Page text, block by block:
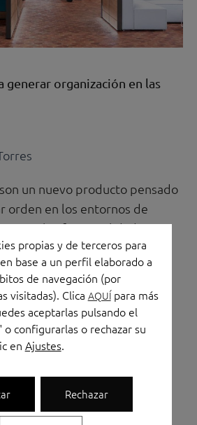
generar organización en las
un nuevo producto pensado
orden en los entornos de
funcionalidades,
micro
favorecer los espacios
tanto, estas mamparas de
para empresas
en constante evolución
[…]
propias y de terceros para
base a un perfil elaborado a
de navegación (por
visitadas). Clica AQUÍpara más
aceptarlas pulsando el
configurarlas o rechazar su
en Ajustes.
Rechazar